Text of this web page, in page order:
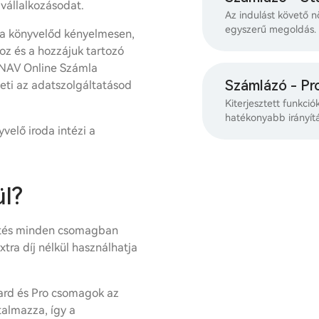
könyvelőd kényelmesen,
és a hozzájuk tartozó
Online Számla
az adatszolgáltatásod
iroda intézi a
minden csomagban
díj nélkül használhatja
és Pro csomagok az
így a
Az indulást követő
egyszerű megoldás.
Számlázó -
Kiterjesztett
hatékonyabb